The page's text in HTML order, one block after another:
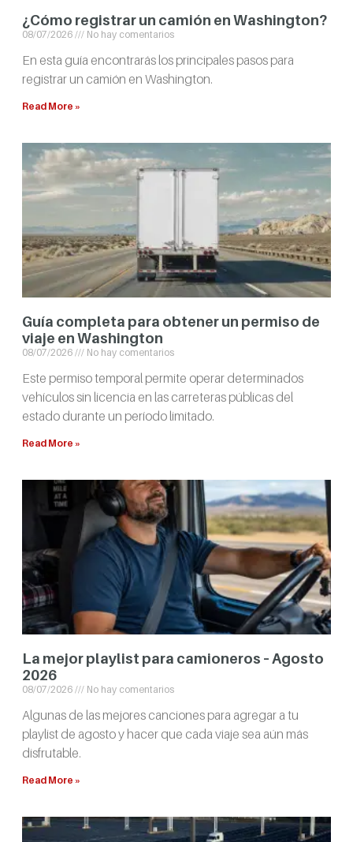
¿Cómo registrar un camión en Washington?
08/07/2026 No hay comentarios
En esta guía encontrarás los principales pasos para
registrar un camión en Washington.
Read More »
Guía completa para obtener un permiso de
viaje en Washington
08/07/2026 No hay comentarios
Este permiso temporal permite operar determinados
vehículos sin licencia en las carreteras públicas del
estado durante un período limitado.
Read More »
La mejor playlist para camioneros – Agosto
2026
08/07/2026 No hay comentarios
Algunas de las mejores canciones para agregar a tu
playlist de agosto y hacer que cada viaje sea aún más
disfrutable.
Read More »